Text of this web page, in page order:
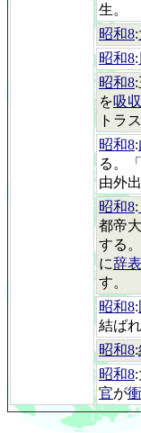
生。
昭和8:
昭和8:
昭和8
を吸収
トラ
昭和8:
る。
由外
昭和8:
都帝
する
に辞表
す。
昭和8:
結ばれ
昭和8:
昭和8
官が